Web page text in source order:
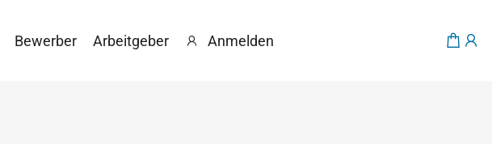
Bewerber Arbeitgeber Anmelden